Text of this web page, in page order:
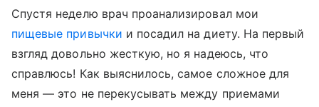
Спустя неделю врач проанализировал мои
пищевые привычки и посадил на диету. На первый
взгляд довольно жесткую, но я надеюсь, что
справлюсь! Как выяснилось, самое сложное для
меня — это не перекусывать между приемами